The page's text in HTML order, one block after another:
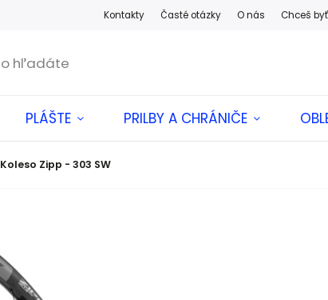
Kontakty Časté otázky O nás Chceš
PLÁŠTE PRILBY A CHRÁNIČE
Koleso Zipp - 303 SW